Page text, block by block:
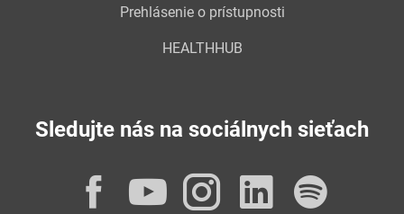
Prehlásenie o prístupnosti
HEALTHHUB
Sledujte nás na sociálnych sieťach
Facebook
YouTube
Instagram